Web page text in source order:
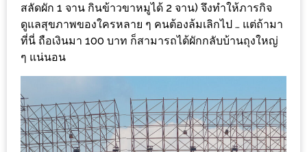
เรื่อง
บ้าน
ที่
ต้อง
มา
พบ
สลัดผัก 1 จาน กินข้าวขาหมูได้ 2 จาน) จึงทำให้ภารกิจ
ดูแลสุขภาพของใครหลาย ๆ คนต้องล้มเลิกไป … แต่ถ้ามา
ที่นี่ ถือเงินมา 100 บาท ก็สามารถได้ผักกลับบ้านถุงใหญ่
ๆ แน่นอน